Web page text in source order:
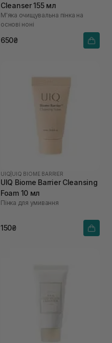
Cleanser 155 мл
М'яка очищувальна пінка на
основі ноні
650₴
UIQ UIQ BIOME BARRIER
UIQ Biome Barrier Cleansing
Foam 10 мл
Пінка для умивання
150₴